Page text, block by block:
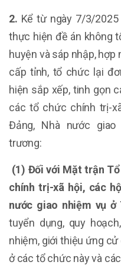
2. Kể từ ngày 7/3/
thực hiện đề án không
huyện và sáp nhập,
cấp tỉnh, tổ chức lại
hiện sắp xếp, tinh gọn
các tổ chức chính trị-
Đảng, Nhà nước
trương:
(1) Đối với Mặt trận
chính trị-xã hội, các
nước giao nhiệm vụ ở
tuyển dụng, quy
nhiệm, giới thiệu ứng
ở các tổ chức này và